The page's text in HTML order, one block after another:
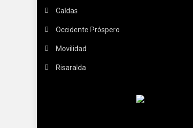
Caldas
Occidente Próspero
Movilidad
Risaralda